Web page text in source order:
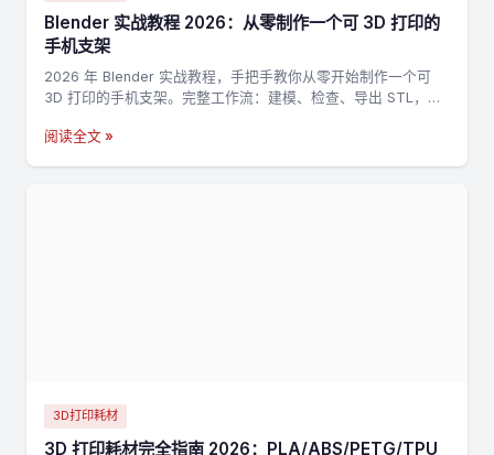
Blender 实战教程 2026：从零制作一个可 3D 打印的
手机支架
2026 年 Blender 实战教程，手把手教你从零开始制作一个可
3D 打印的手机支架。完整工作流：建模、检查、导出 STL，适
阅读全文 »
3D打印耗材
3D 打印耗材完全指南 2026：PLA/ABS/PETG/TPU